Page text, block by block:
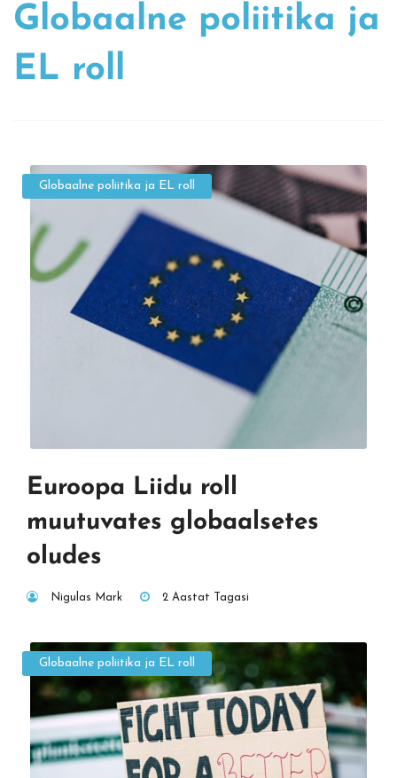
Globaalne poliitika ja
EL roll
Globaalne poliitika ja EL roll
Euroopa Liidu roll
muutuvates globaalsetes
oludes
Nigulas Mark 2 Aastat Tagasi
Globaalne poliitika ja EL roll